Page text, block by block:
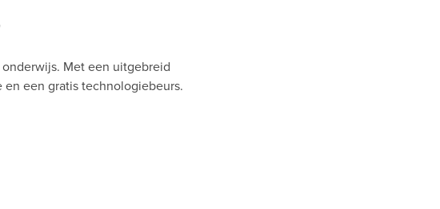
Met een uitgebreid
een gratis technologiebeurs.